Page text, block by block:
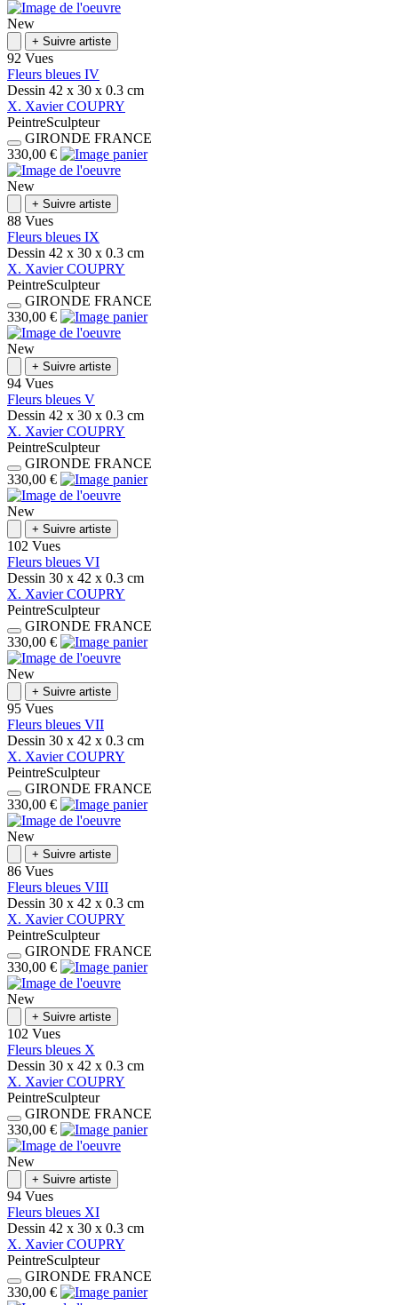
New
+ Suivre artiste
92 Vues
Fleurs bleues IV
Dessin 42 x 30 x 0.3 cm
X. Xavier COUPRY
PeintreSculpteur
GIRONDE FRANCE
330,00 €
New
+ Suivre artiste
88 Vues
Fleurs bleues IX
Dessin 42 x 30 x 0.3 cm
X. Xavier COUPRY
PeintreSculpteur
GIRONDE FRANCE
330,00 €
New
+ Suivre artiste
94 Vues
Fleurs bleues V
Dessin 42 x 30 x 0.3 cm
X. Xavier COUPRY
PeintreSculpteur
GIRONDE FRANCE
330,00 €
New
+ Suivre artiste
102 Vues
Fleurs bleues VI
Dessin 30 x 42 x 0.3 cm
X. Xavier COUPRY
PeintreSculpteur
GIRONDE FRANCE
330,00 €
New
+ Suivre artiste
95 Vues
Fleurs bleues VII
Dessin 30 x 42 x 0.3 cm
X. Xavier COUPRY
PeintreSculpteur
GIRONDE FRANCE
330,00 €
New
+ Suivre artiste
86 Vues
Fleurs bleues VIII
Dessin 30 x 42 x 0.3 cm
X. Xavier COUPRY
PeintreSculpteur
GIRONDE FRANCE
330,00 €
New
+ Suivre artiste
102 Vues
Fleurs bleues X
Dessin 30 x 42 x 0.3 cm
X. Xavier COUPRY
PeintreSculpteur
GIRONDE FRANCE
330,00 €
New
+ Suivre artiste
94 Vues
Fleurs bleues XI
Dessin 42 x 30 x 0.3 cm
X. Xavier COUPRY
PeintreSculpteur
GIRONDE FRANCE
330,00 €